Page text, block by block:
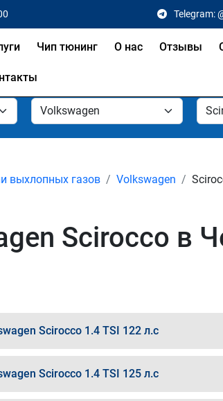
Telegram:
Чип тюнинг О нас Отзывы
выхлопных газов Volkswagen
Scirocco в
Scirocco 1.4 TSI 122 л.с
Scirocco 1.4 TSI 125 л.с